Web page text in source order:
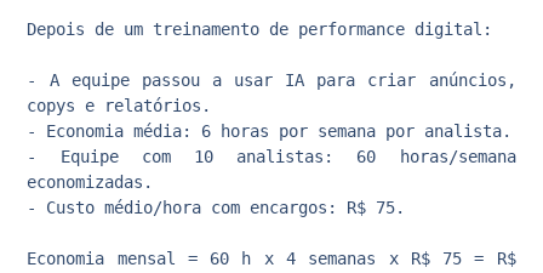
Depois de um treinamento de performance digital:
- A equipe passou a usar IA para criar anúncios,
copys e relatórios.
- Economia média: 6 horas por semana por analista.
- Equipe com 10 analistas: 60 horas/semana
economizadas.
- Custo médio/hora com encargos: R$ 75.
Economia mensal = 60 h x 4 semanas x R$ 75 = R$